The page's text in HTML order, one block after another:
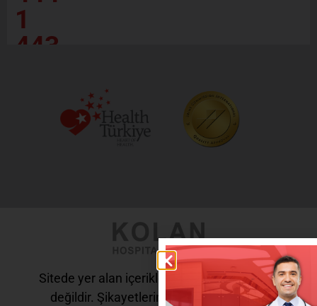
1
443
Sitede yer alan içerikler tanı ve tedavi amaçlı
değildir. Şikayetleriniz için doktorunuza